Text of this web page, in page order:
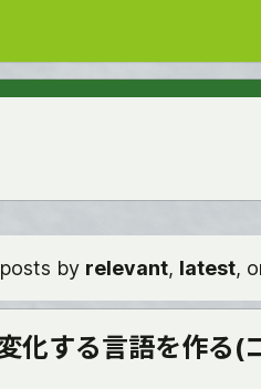
by relevant, latest,
化する言語を作る(